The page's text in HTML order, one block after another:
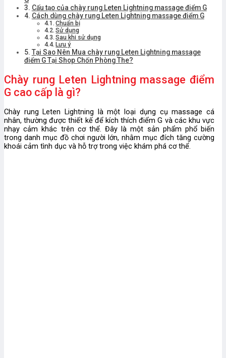
Cấu tạo của chày rung Leten Lightning massage điểm G
Cách dùng chày rung Leten Lightning massage điểm G
Chuẩn bị
Sử dụng
Sau khi sử dụng
Lưu ý
Tại Sao Nên Mua chày rung Leten Lightning massage
điểm G Tại Shop Chốn Phòng The?
Chày rung Leten Lightning massage điểm
G cao cấp là gì?
Chày rung Leten Lightning là một loại dụng cụ massage cá
nhân, thường được thiết kế để kích thích điểm G và các khu vực
nhạy cảm khác trên cơ thể. Đây là một sản phẩm phổ biến
trong danh mục đồ chơi người lớn, nhằm mục đích tăng cường
khoái cảm tình dục và hỗ trợ trong việc khám phá cơ thể.